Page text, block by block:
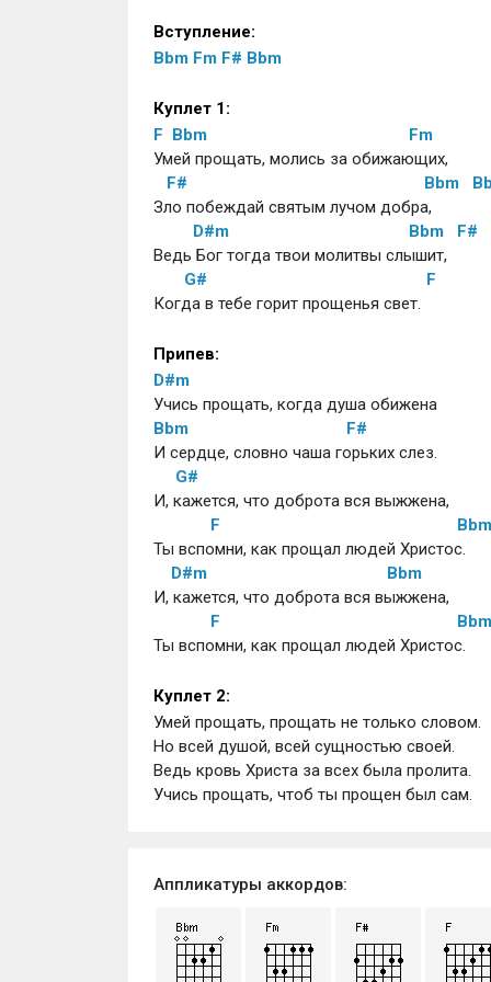
Вступление:
Bbm Fm F# Bbm
Куплет 1:
F Bbm
Fm
Умей прощать, молись за обижающих,
F#
Bbm
Зло побеждай святым лучом добра,
D#m
Bbm
F#
Ведь Бог тогда твои молитвы слышит,
G#
F
Когда в тебе горит прощенья свет.
Припев:
D#m
Учись прощать, когда душа обижена
Bbm
F#
И сердце, словно чаша горьких слез.
G#
И, кажется, что доброта вся выжжена,
F
Bbm
Ты вспомни, как прощал людей Христос.
D#m
Bbm
И, кажется, что доброта вся выжжена,
F
Bbm
Ты вспомни, как прощал людей Христос.
Куплет 2:
Умей прощать, прощать не только словом.
Но всей душой, всей сущностью своей.
Ведь кровь Христа за всех была пролита.
Учись прощать, чтоб ты прощен был сам.
Аппликатуры аккордов: